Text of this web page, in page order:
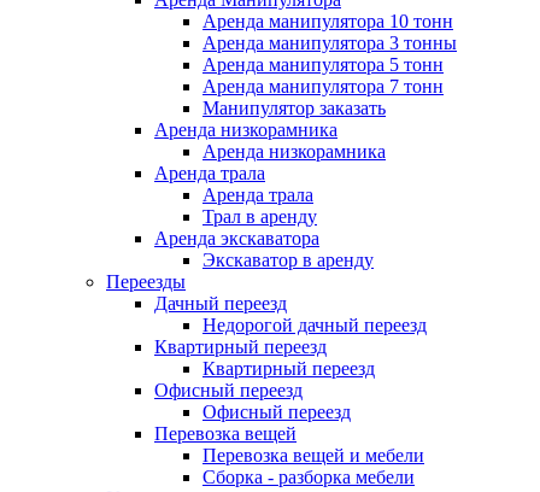
Аренда манипулятора 10 тонн
Аренда манипулятора 3 тонны
Аренда манипулятора 5 тонн
Аренда манипулятора 7 тонн
Манипулятор заказать
Аренда низкорамника
Аренда низкорамника
Аренда трала
Аренда трала
Трал в аренду
Аренда экскаватора
Экскаватор в аренду
Переезды
Дачный переезд
Недорогой дачный переезд
Квартирный переезд
Квартирный переезд
Офисный переезд
Офисный переезд
Перевозка вещей
Перевозка вещей и мебели
Сборка - разборка мебели